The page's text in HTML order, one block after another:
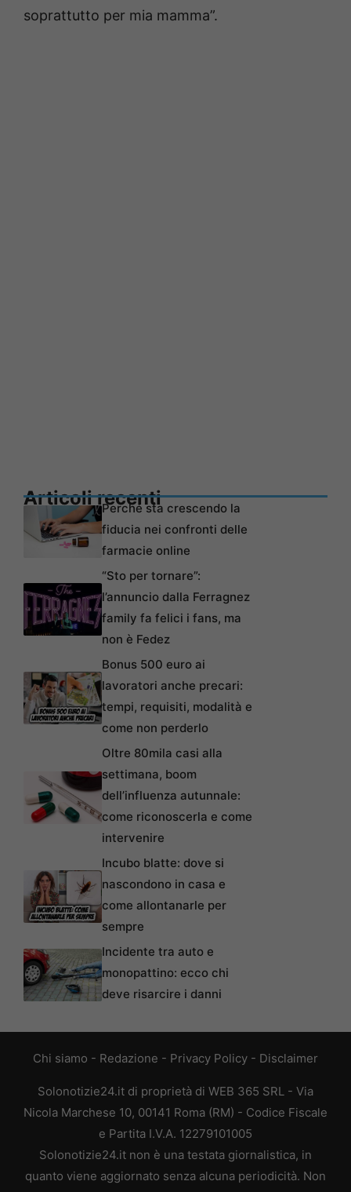
soprattutto per mia mamma”.
Articoli recentiPerché sta crescendo la
fiducia nei confronti delle
farmacie online
“Sto per tornare”:
l’annuncio dalla Ferragnez
family fa felici i fans, ma
non è Fedez
Bonus 500 euro ai
lavoratori anche precari:
tempi, requisiti, modalità e
come non perderlo
Oltre 80mila casi alla
settimana, boom
dell’influenza autunnale:
come riconoscerla e come
intervenire
Incubo blatte: dove si
nascondono in casa e
come allontanarle per
sempre
Incidente tra auto e
monopattino: ecco chi
deve risarcire i danni
Chi siamo - Redazione - Privacy Policy - Disclaimer
Solonotizie24.it di proprietà di WEB 365 SRL - Via
Nicola Marchese 10, 00141 Roma (RM) - Codice Fiscale
e Partita I.V.A. 12279101005
Solonotizie24.it non è una testata giornalistica, in
quanto viene aggiornato senza alcuna periodicità. Non